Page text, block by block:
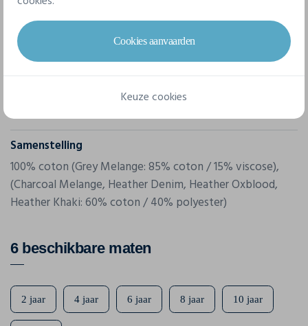
Referentie
01183
150 g/m²
Samenstelling
100% coton (Grey Melange: 85% coton / 15% viscose),
(Charcoal Melange, Heather Denim, Heather Oxblood,
Heather Khaki: 60% coton / 40% polyester)
6 beschikbare maten
2 jaar 4 jaar 6 jaar 8 jaar 10 jaar
Cookies aanvaarden
Keuze cookies